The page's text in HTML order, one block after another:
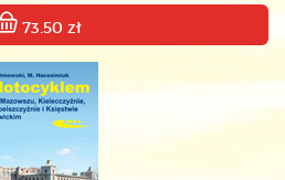
73.50 zł